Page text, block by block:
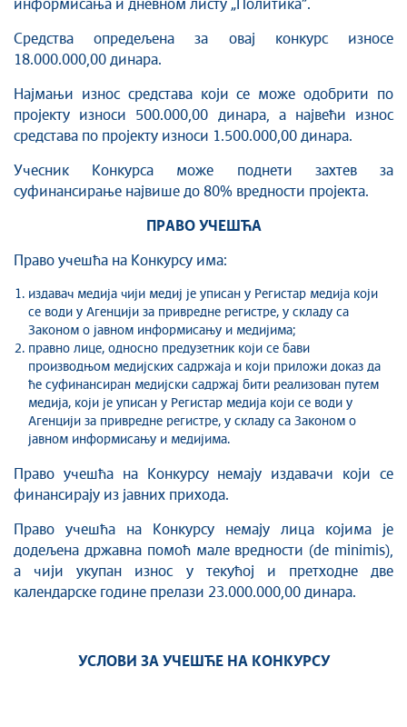
информисања и дневном листу „Политика”.
Средства опредељена за овај конкурс износе
18.000.000,00 динара.
Најмањи износ средстава који се може одобрити по
пројекту износи 500.000,00 динара, а највећи износ
средстава по пројекту износи 1.500.000,00 динара.
Учесник Конкурса може поднети захтев за
суфинансирање највише до 80% вредности пројекта.
ПРАВО УЧЕШЋА
Право учешћа на Конкурсу има:
издавач медија чији медиј је уписан у Регистар медија који
се води у Агенцији за привредне регистре, у складу са
Законом о јавном информисању и медијима;
правно лице, односно предузетник који се бави
производњом медијских садржаја и који приложи доказ да
ће суфинансиран медијски садржај бити реализован путем
медија, који је уписан у Регистар медија који се води у
Агенцији за привредне регистре, у складу са Законом о
јавном информисању и медијима.
Право учешћа на Конкурсу немају издавачи који се
финансирају из јавних прихода.
Право учешћа на Конкурсу немају лица којима је
додељена државна помоћ мале вредности (de minimis),
а чији укупан износ у текућој и претходне две
календарске године прелази 23.000.000,00 динара.
УСЛОВИ ЗА УЧЕШЋЕ НА КОНКУРСУ